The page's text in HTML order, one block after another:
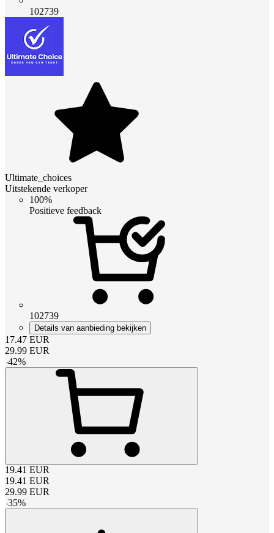
102739
Ultimate_choices
Uitstekende verkoper
100%
Positieve feedback
102739
Details van aanbieding bekijken
17.47 EUR
29.99 EUR
-42%
19.41 EUR
19.41 EUR
29.99 EUR
-35%